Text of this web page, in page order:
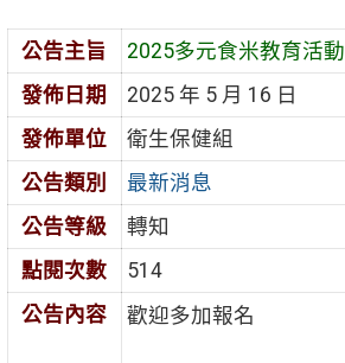
區
公告主旨
2025多元食米教育活動
發佈日期
2025 年 5 月 16 日
發佈單位
衛生保健組
公告類別
最新消息
公告等級
轉知
點閱次數
514
公告內容
歡迎多加報名